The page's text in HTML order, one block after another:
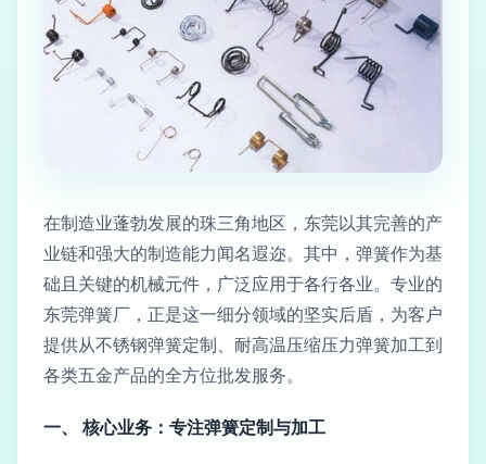
在制造业蓬勃发展的珠三角地区，东莞以其完善的产
业链和强大的制造能力闻名遐迩。其中，弹簧作为基
础且关键的机械元件，广泛应用于各行各业。专业的
东莞弹簧厂，正是这一细分领域的坚实后盾，为客户
提供从不锈钢弹簧定制、耐高温压缩压力弹簧加工到
各类五金产品的全方位批发服务。
一、 核心业务：专注弹簧定制与加工